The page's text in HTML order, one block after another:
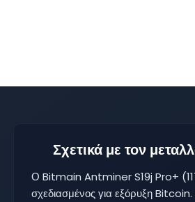
Σχετικά με τον
Ο Bitmain Antminer S19j Pro+
σχεδιασμένος για εξόρυξη